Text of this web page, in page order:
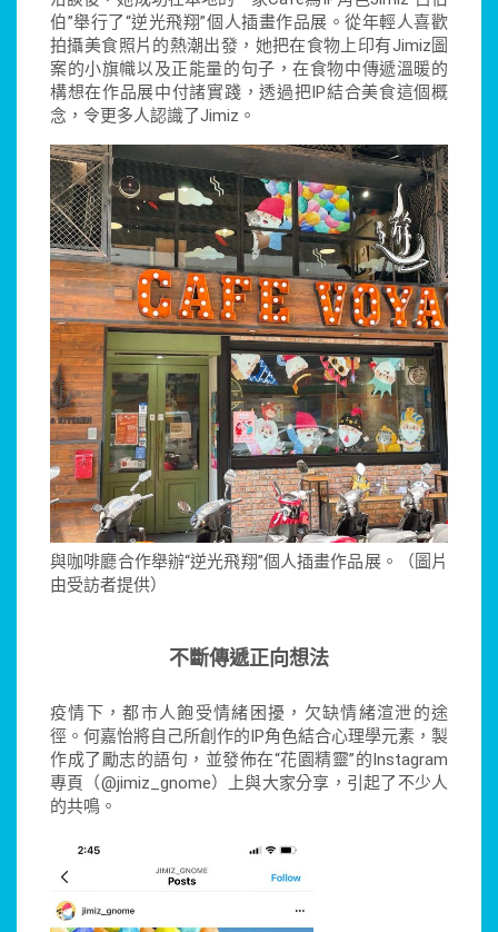
伯”舉行了“逆光飛翔”個人插畫作品展。從年輕人喜歡
拍攝美食照片的熱潮出發，她把在食物上印有Jimiz圖
案的小旗幟以及正能量的句子，在食物中傳遞溫暖的
構想在作品展中付諸實踐，透過把IP結合美食這個概
念，令更多人認識了Jimiz。
與咖啡廳合作舉辦“逆光飛翔”個人插畫作品展。（圖片
由受訪者提供）
不斷傳遞正向想法
疫情下，都市人飽受情緒困擾，欠缺情緒渲泄的途
徑。何嘉怡將自己所創作的IP角色結合心理學元素，製
作成了勵志的語句，並發佈在“花園精靈”的Instagram
專頁（@jimiz_gnome）上與大家分享，引起了不少人
的共鳴。